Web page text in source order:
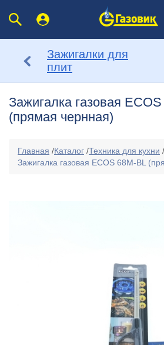
Зажигалки для
плит
Зажигалка газовая
(прямая чернная)
Главная /Каталог /Техника для кухни /
Зажигалка газовая ECOS 68M-BL